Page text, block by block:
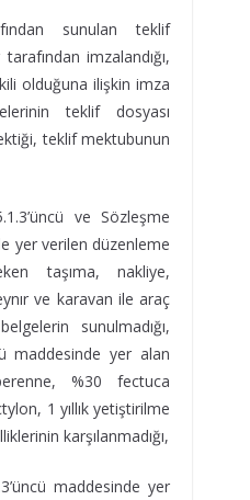
sunulan teklif
imzalandığı,
olduğuna ilişkin imza
teklif dosyası
teklif mektubunun
ve Sözleşme
yer verilen düzenleme
taşıma, nakliye,
ve karavan ile araç
sunulmadığı,
maddesinde yer alan
%30 fectuca
1 yıllık yetiştirilme
karşılanmadığı,
maddesinde yer